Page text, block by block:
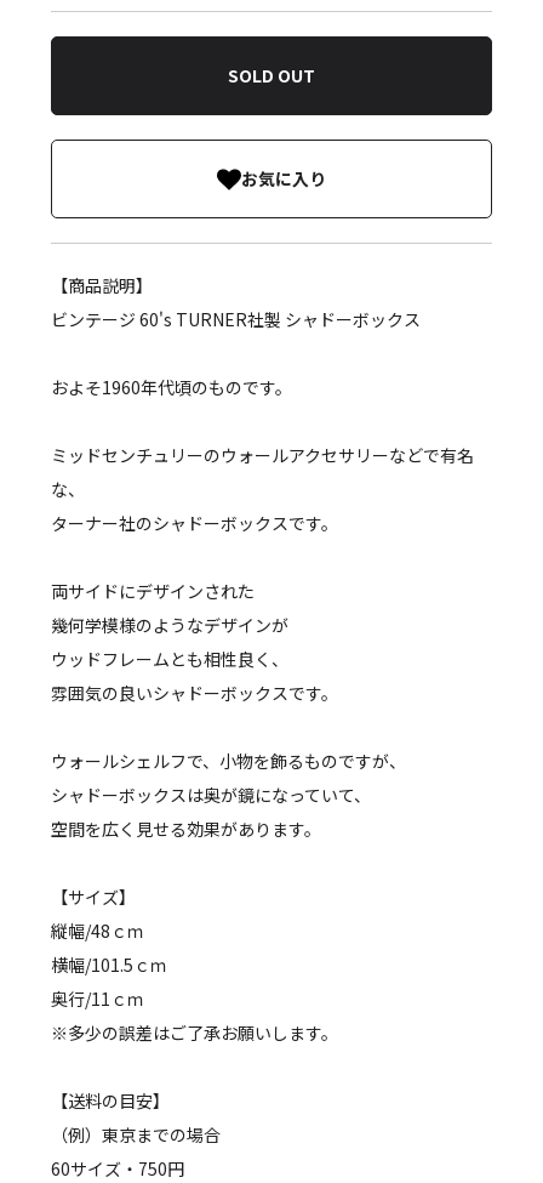
SOLD OUT
お気に入り
【商品説明】
ビンテージ 60's TURNER社製 シャドーボックス
およそ1960年代頃のものです。
ミッドセンチュリーのウォールアクセサリーなどで有名
な、
ターナー社のシャドーボックスです。
両サイドにデザインされた
幾何学模様のようなデザインが
ウッドフレームとも相性良く、
雰囲気の良いシャドーボックスです。
ウォールシェルフで、小物を飾るものですが、
シャドーボックスは奥が鏡になっていて、
空間を広く見せる効果があります。
【サイズ】
縦幅/48ｃｍ
横幅/101.5ｃｍ
奥行/11ｃｍ
※多少の誤差はご了承お願いします。
【送料の目安】
（例）東京までの場合
60サイズ・750円